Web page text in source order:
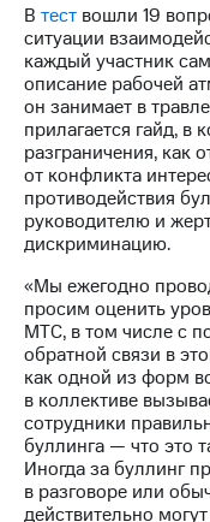
Новости
в
регионе
и акционерам
управление
секретарь
Раскрытие
акционерам
Документы
ПАО
"МТС"
Собрания
акционеров
Личный
кабинет
акционера
В тест вошли 19
ситуации
каждый участник
описание рабочей
он занимает в
прилагается гайд, в
разграничения, как
от конфликта
противодействия
руководителю и
дискриминацию.
«Мы ежегодно
просим оценить
МТС, в том числе с
обратной связи в
как одной из форм
в коллективе
сотрудники
буллинга — что это
Иногда за буллинг
в разговоре или
действительно